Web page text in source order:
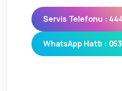
Servis Telefonu :
WhatsApp Hattı :